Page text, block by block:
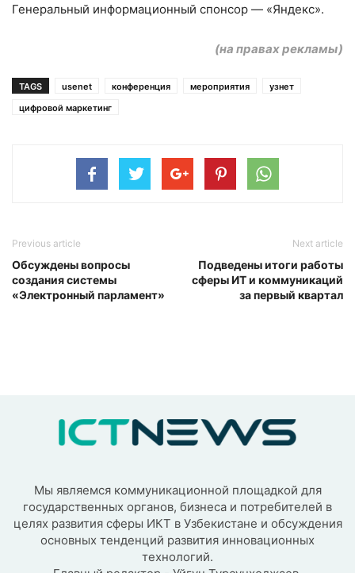
Генеральный информационный спонсор — «Яндекс».
(на правах рекламы)
TAGS usenet конференция мероприятия
узнет
цифровой маркетинг
Previous article
Обсуждены вопросы
создания системы
«Электронный парламент»
Next article
Подведены итоги работы
сферы ИТ и коммуникаций
за первый квартал
Мы являемся коммуникационной площадкой для
государственных органов, бизнеса и потребителей в
целях развития сферы ИКТ в Узбекистане и обсуждения
основных тенденций развития инновационных
технологий.